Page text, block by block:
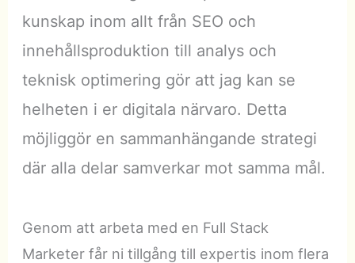
kunskap inom allt från SEO och
innehållsproduktion till analys och
teknisk optimering gör att jag kan se
helheten i er digitala närvaro. Detta
möjliggör en sammanhängande strategi
där alla delar samverkar mot samma mål.
Genom att arbeta med en Full Stack
Marketer får ni tillgång till expertis inom flera